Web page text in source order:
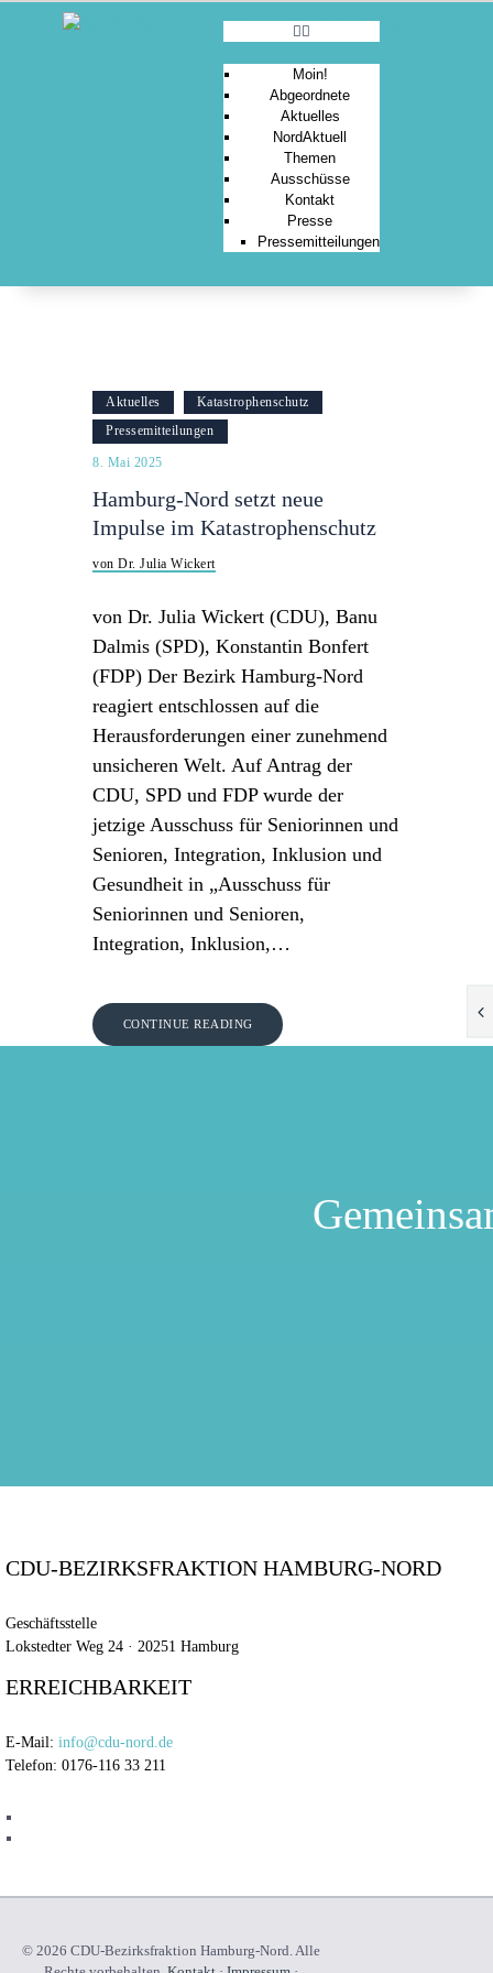
Moin!
Abgeordnete
Aktuelles
NordAktuell
Themen
Ausschüsse
Kontakt
Presse
Pressemitteilungen
Aktuelles
Katastrophenschutz
Pressemitteilungen
8. Mai 2025
Hamburg-Nord setzt neue
Impulse im Katastrophenschutz
von Dr. Julia Wickert
von Dr. Julia Wickert (CDU), Banu
Dalmis (SPD), Konstantin Bonfert
(FDP) Der Bezirk Hamburg-Nord
reagiert entschlossen auf die
Herausforderungen einer zunehmend
unsicheren Welt. Auf Antrag der
CDU, SPD und FDP wurde der
jetzige Ausschuss für Seniorinnen und
Senioren, Integration, Inklusion und
Gesundheit in „Ausschuss für
Seniorinnen und Senioren,
Integration, Inklusion,…
CONTINUE READING
CDU-BEZIRKSFRAKTION HAMBURG-NORD
Geschäftsstelle
Lokstedter Weg 24 · 20251 Hamburg
ERREICHBARKEIT
E-Mail: info@cdu-nord.de
Telefon: 0176-116 33 211
© 2026 CDU-Bezirksfraktion Hamburg-Nord. Alle